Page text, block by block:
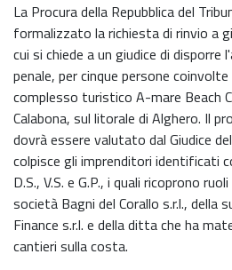
La Procura della Repubblica del
formalizzato la richiesta di rinvio a
cui si chiede a un giudice di disporre
penale, per cinque persone
complesso turistico A-mare Beach
Calabona, sul litorale di Alghero. Il
dovrà essere valutato dal Giudice
colpisce gli imprenditori identificati
D.S., V.S. e G.P., i quali ricoprono
società Bagni del Corallo s.r.l., della
Finance s.r.l. e della ditta che ha
cantieri sulla costa.